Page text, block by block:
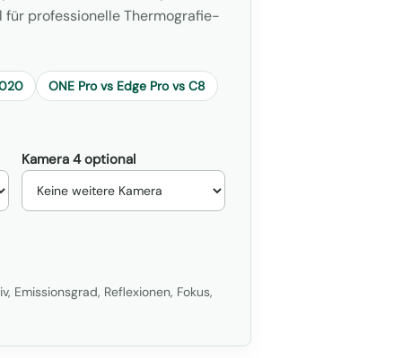
für professionelle Thermografie-
ONE Pro vs Edge Pro vs C8
Kamera 4 optional
Emissionsgrad, Reflexionen, Fokus,